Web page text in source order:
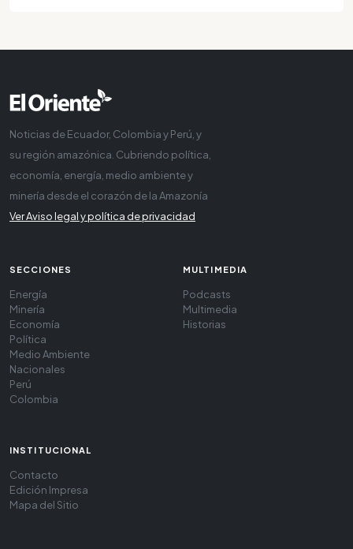
Noticias de Ecuador, Colombia y Perú, y
su región amazónica. Cubriendo política,
economía, energía, medio ambiente y
minería desde el corazón de la Amazonía
Ver Aviso legal y política de privacidad
SECCIONES
Energía
Minería
Economía
Política
Medio Ambiente
Nacionales
Perú
Colombia
MULTIMEDIA
Podcasts
Multimedia
Historias
INSTITUCIONAL
Contacto
Edición Impresa
Mapa del Sitio